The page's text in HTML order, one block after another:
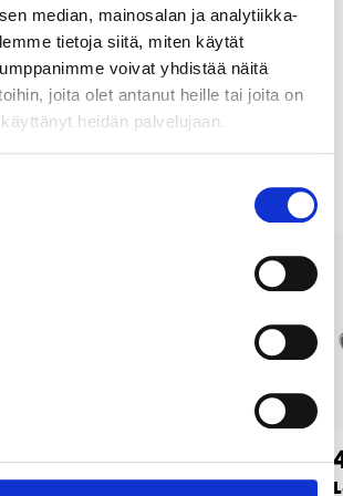
median, mainosalan ja analytiikka-
tietoja siitä, miten käytät
voivat yhdistää näitä
joita olet antanut heille tai joita on
heidän palvelujaan.
nouda tavaratalosta jo 2 tunnin kuluttua!
LUE LISÄÄ
ostivat myös
17
Säädettävä